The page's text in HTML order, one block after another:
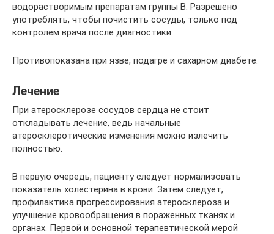
водорастворимым препаратам группы В. Разрешено
употреблять, чтобы почистить сосуды, только под
контролем врача после диагностики.
Противопоказана при язве, подагре и сахарном диабете.
Лечение
При атеросклерозе сосудов сердца не стоит
откладывать лечение, ведь начальные
атеросклеротические изменения можно излечить
полностью.
В первую очередь, пациенту следует нормализовать
показатель холестерина в крови. Затем следует,
профилактика прогрессирования атеросклероза и
улучшение кровообращения в пораженных тканях и
органах. Первой и основной терапевтической мерой